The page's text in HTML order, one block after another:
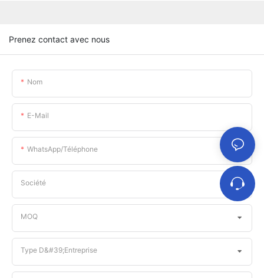
Prenez contact avec nous
Nom
E-Mail
WhatsApp/téléphone
Société
MOQ
Type D&#39;entreprise